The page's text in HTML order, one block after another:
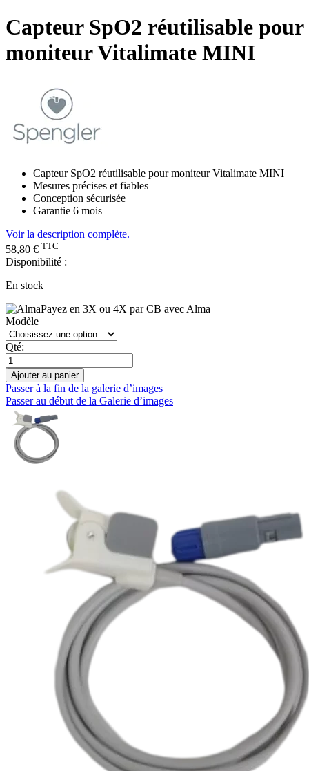
Capteur SpO2 réutilisable pour
moniteur Vitalimate MINI
Capteur SpO2 réutilisable pour moniteur Vitalimate MINI
Mesures précises et fiables
Conception sécurisée
Garantie 6 mois
Voir la description complète.
58,80 € TTC
Disponibilité :
En stock
Payez en 3X ou 4X par CB avec Alma
Modèle
Qté:
Ajouter au panier
Passer à la fin de la galerie d’images
Passer au début de la Galerie d’images